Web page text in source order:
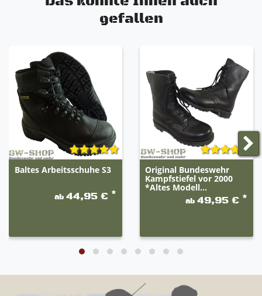
griffig, durchtrittsicher, nicht kreidend,
antistatisch und rutschsicher ist
Angenehmer Tragekomfort
gefallen
Baltes Arbeitsschuhe S3
ab44,95 € *
Original Bundeswehr
Kampfstiefel vor 2000
*Altes Modell...
ab 49,95 € *